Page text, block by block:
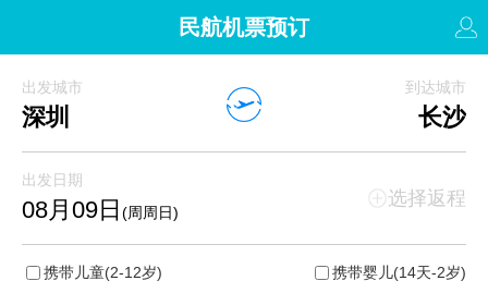
民航机票预订
出发城市
深圳
到达城市
长沙
出发日期
08月09日 (周周日)
选择返程
携带儿童(2-12岁) 携带婴儿(14天-2岁)